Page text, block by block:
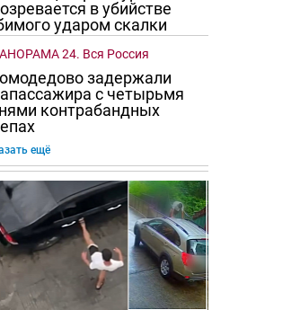
в убийстве
ударом скалки
24. Вся Россия
задержали
с четырьмя
контрабандных
ещё